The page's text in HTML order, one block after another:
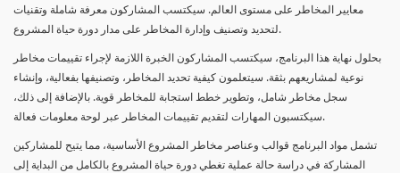
معايير المخاطر على مستوى العالم. سيكتسب المشاركون معرفة شاملة وتقنيات
لتحديد وتصنيف وإدارة المخاطر على مدار دورة حياة المشروع.
بحلول نهاية هذا البرنامج، سيكتسب المشاركون الخبرة اللازمة لإجراء تقييمات مخاطر
نوعية لمشاريعهم بثقة. سيتعلمون كيفية تحديد المخاطر، وتصنيفها بفعالية، وإنشاء
سجل مخاطر شامل، وتطوير خطط استجابة للمخاطر قوية. بالإضافة إلى ذلك،
سيكتسبون المهارات لتقديم تقييمات المخاطر عبر لوحة معلومات فعالة.
تشمل مواد البرنامج قوالب وعناصر مخاطر المشروع الأساسية، مما يتيح للمشاركين
المشاركة في دراسة حالة عملية تغطي دورة حياة المشروع بالكامل من البداية إلى